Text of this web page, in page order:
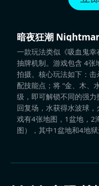
暗夜狂潮
一款玩法类似《吸血鬼
抽牌机制。游戏包含 4张
拍摄。核心玩法如下：
配技能点；将 “金、木、
级，即可解锁不同的强
回复场，水获得水波球
戏有4张地图，1盆地，2
图），其中1盆地和4地
毒蜘蛛，八脚海妖，生